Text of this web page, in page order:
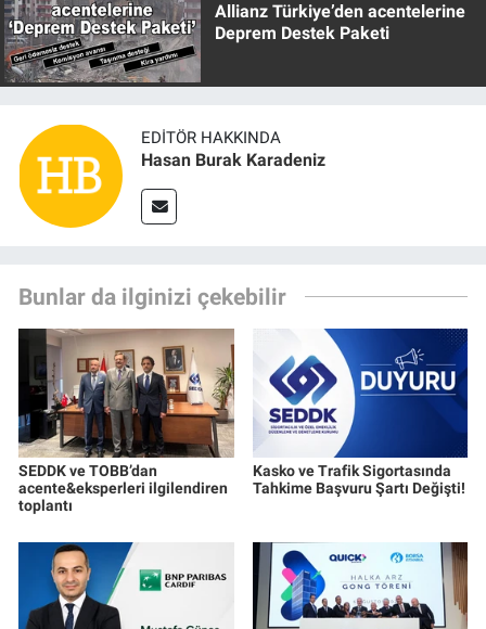
Allianz Türkiye’den acentelerine
Deprem Destek Paketi
EDITÖR HAKKINDA
Hasan Burak Karadeniz
Bunlar da ilginizi çekebilir
SEDDK ve TOBB’dan
acente&eksperleri ilgilendiren
toplantı
Kasko ve Trafik Sigortasında
Tahkime Başvuru Şartı Değişti!